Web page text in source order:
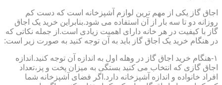
اجاق گاز یکی از مهم ترین لوازم آشپزخانه است که دست کم
روزانه دو تا سه بار از آن استفاده می شود.بنابراین خرید یک اجاق
گاز با کیفیت در هر خانه دارای اهمیت زیادی است.از جمله نکاتی که
در هنگام خرید یک اجاق گاز باید به آن توجه کنید به صورت زیر است:
۱-هنگام خرید اجاق گاز در وهله اول به اندازه آن توجه کنید.اندازه
اجاق گازی که انتخاب می کنید بستگی به میزان پخت و پز،تعداد
افراد خانواده و اندازه آشپزخانه دارد.اگر فضای آشپزخانه شما